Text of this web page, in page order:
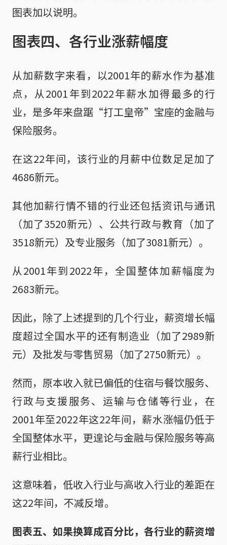
图表加以说明。
图表四、各行业涨薪幅度
从加薪数字来看，以2001年的薪水作为基准
点，从2001年到2022年薪水加得最多的行
业，是多年来盘踞“打工皇帝”宝座的金融与
保险服务。
在这22年间，该行业的月薪中位数足足加了
4686新元。
其他加薪行情不错的行业还包括资讯与通讯
（加了3520新元）、公共行政与教育（加了
3518新元）及专业服务（加了3081新元）。
从2001年到2022年，全国整体加薪幅度为
2683新元。
因此，除了上述提到的几个行业，薪资增长幅
度超过全国水平的还有制造业（加了2989新
元）及批发与零售贸易（加了2750新元）。
然而，原本收入就已偏低的住宿与餐饮服务、
行政与支援服务、运输与仓储等行业，在
2001年至2022年这22年间，薪水涨幅仍低于
全国整体水平，更遑论与金融与保险服务等高
薪行业相比。
这意味着，低收入行业与高收入行业的差距在
这22年间，不减反增。
图表五、如果换算成百分比，各行业的薪资增